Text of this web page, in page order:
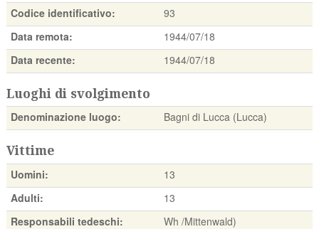
Codice identificativo:
93
Data remota:
1944/07/18
Data recente:
1944/07/18
Luoghi di svolgimento
Denominazione luogo: Bagni di Lucca (Lucca)
Vittime
Uomini:
13
Adulti:
13
Responsabili tedeschi:
Wh /Mittenwald)